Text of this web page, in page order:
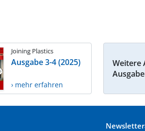
Joining Plastics
Ausgabe 3-4 (2025)
› mehr erfahren
Weitere